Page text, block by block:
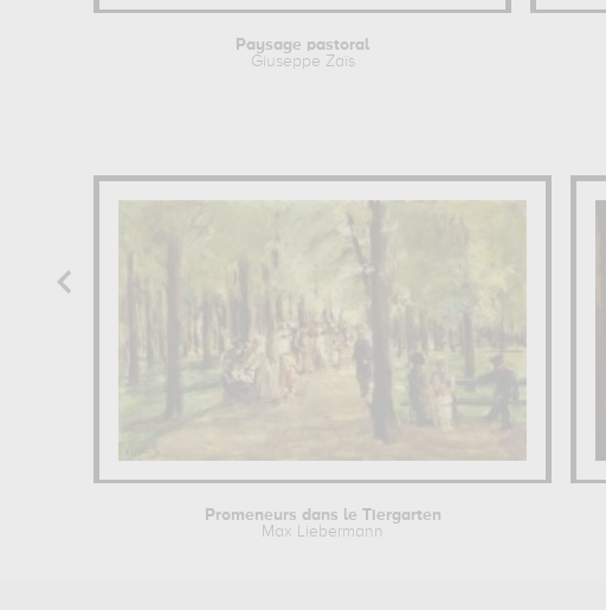
Paysage pastoral
Giuseppe Zaïs
Promeneurs dans le Tiergarten
Max Liebermann